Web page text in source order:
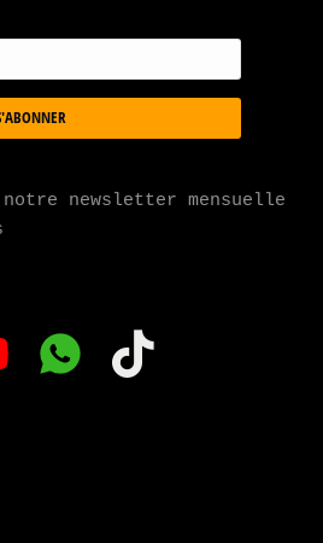
newsletter mensuelle